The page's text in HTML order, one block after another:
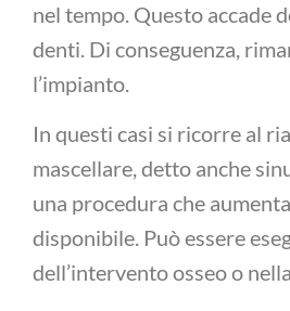
nel tempo. Questo accade
denti. Di conseguenza,
l’impianto.
In questi casi si ricorre al
mascellare, detto anche
una procedura che
disponibile. Può essere
dell’intervento osseo o